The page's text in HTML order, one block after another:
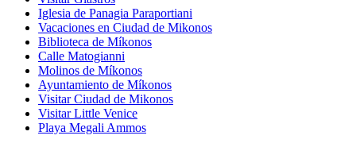
Iglesia de Panagia Paraportiani
Vacaciones en Ciudad de Mikonos
Biblioteca de Míkonos
Calle Matogianni
Molinos de Míkonos
Ayuntamiento de Míkonos
Visitar Ciudad de Mikonos
Visitar Little Venice
Playa Megali Ammos